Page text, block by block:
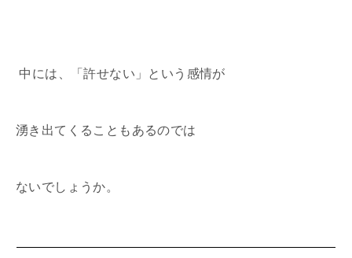
中には、「許せない」という感情が
湧き出てくることもあるのでは
ないでしょうか。